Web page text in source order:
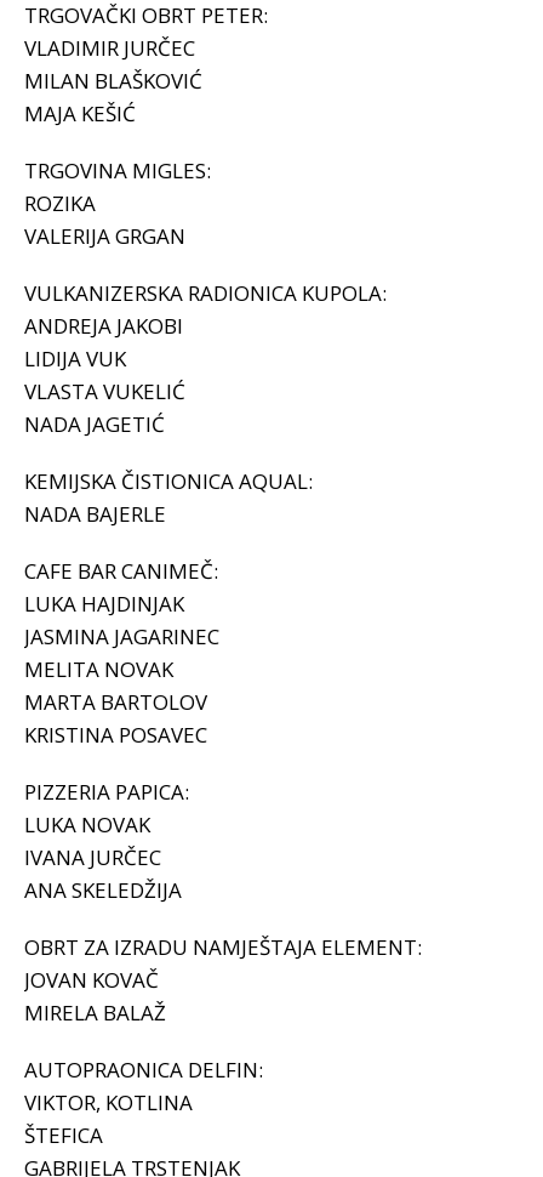
TRGOVAČKI OBRT PETER:
VLADIMIR JURČEC
MILAN BLAŠKOVIĆ
MAJA KEŠIĆ
TRGOVINA MIGLES:
ROZIKA
VALERIJA GRGAN
VULKANIZERSKA RADIONICA KUPOLA:
ANDREJA JAKOBI
LIDIJA VUK
VLASTA VUKELIĆ
NADA JAGETIĆ
KEMIJSKA ČISTIONICA AQUAL:
NADA BAJERLE
CAFE BAR CANIMEČ:
LUKA HAJDINJAK
JASMINA JAGARINEC
MELITA NOVAK
MARTA BARTOLOV
KRISTINA POSAVEC
PIZZERIA PAPICA:
LUKA NOVAK
IVANA JURČEC
ANA SKELEDŽIJA
OBRT ZA IZRADU NAMJEŠTAJA ELEMENT:
JOVAN KOVAČ
MIRELA BALAŽ
AUTOPRAONICA DELFIN:
VIKTOR, KOTLINA
ŠTEFICA
GABRIJELA TRSTENJAK